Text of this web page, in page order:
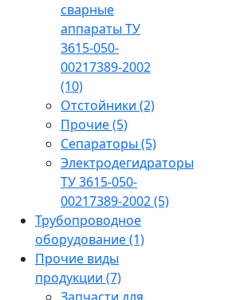
сварные
аппараты ТУ
3615-050-
00217389-2002
(10)
Отстойники (2)
Прочие(5)
Сепараторы (5)
Электродегидраторы
ТУ 3615-050-
00217389-2002(5)
Трубопроводное
оборудование(1)
Прочие виды
продукции (7)